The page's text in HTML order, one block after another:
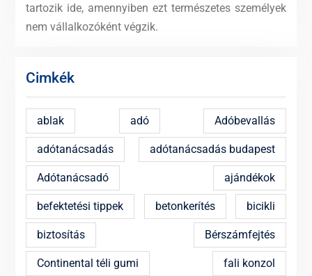
tartozik ide, amennyiben ezt természetes személyek
nem vállalkozóként végzik.
Cimkék
ablak adó Adóbevallás
adótanácsadás adótanácsadás budapest
Adótanácsadó ajándékok
befektetési tippek betonkerítés bicikli
biztosítás Bérszámfejtés
Continental téli gumi fali konzol